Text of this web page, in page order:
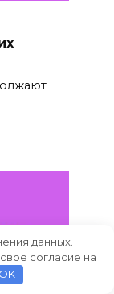
данных.
согласие на
OK